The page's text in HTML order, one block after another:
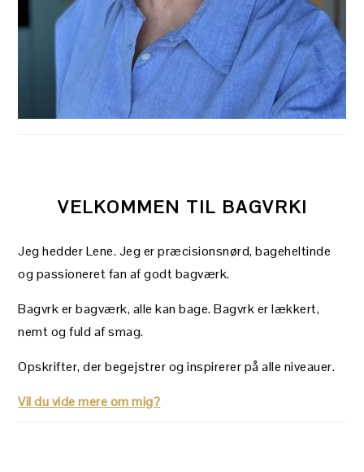
VELKOMMEN TIL BAGVRK!
Jeg hedder Lene. Jeg er præcisionsnørd, bageheltinde
og passioneret fan af godt bagværk.
Bagvrk er bagværk, alle kan bage. Bagvrk er lækkert,
nemt og fuld af smag.
Opskrifter, der begejstrer og inspirerer på alle niveauer.
Vil du vide mere om mig?